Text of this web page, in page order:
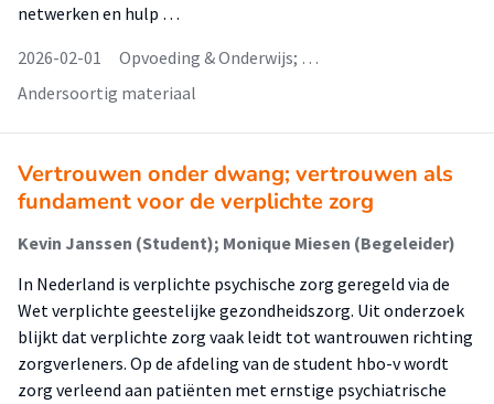
netwerken en hulp …
2026-02-01
Opvoeding & Onderwijs; …
Andersoortig materiaal
Vertrouwen onder dwang; vertrouwen als
fundament voor de verplichte zorg
Kevin Janssen (Student); Monique Miesen (Begeleider)
In Nederland is verplichte psychische zorg geregeld via de
Wet verplichte geestelijke gezondheidszorg. Uit onderzoek
blijkt dat verplichte zorg vaak leidt tot wantrouwen richting
zorgverleners. Op de afdeling van de student hbo-v wordt
zorg verleend aan patiënten met ernstige psychiatrische